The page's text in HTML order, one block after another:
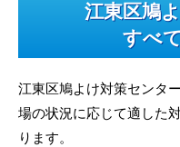
江東区鳩
すべ
江東区鳩よけ対策センタ
場の状況に応じて適した
ります。